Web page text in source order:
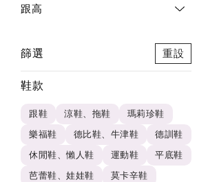
跟高
篩選 重設
鞋款
跟鞋 涼鞋、拖鞋
瑪莉珍鞋
樂福鞋
德比鞋、牛津鞋
德訓鞋
休閒鞋、懶人鞋
運動鞋
平底鞋
芭蕾鞋、娃娃鞋
莫卡辛鞋